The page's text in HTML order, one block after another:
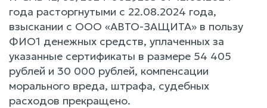
года расторгнутыми с 22.08.2024 года,
взыскании с ООО «АВТО-ЗАЩИТА» в пользу
ФИО1 денежных средств, уплаченных за
указанные сертификаты в размере 54 405
рублей и 30 000 рублей, компенсации
морального вреда, штрафа, судебных
расходов прекращено.